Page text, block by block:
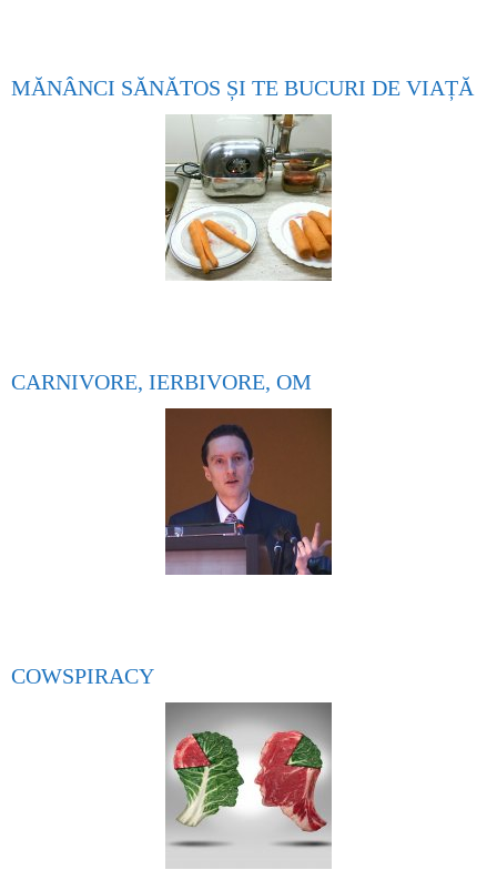
MĂNÂNCI SĂNĂTOS ȘI TE BUCURI DE VIAȚĂ
CARNIVORE, IERBIVORE, OM
COWSPIRACY